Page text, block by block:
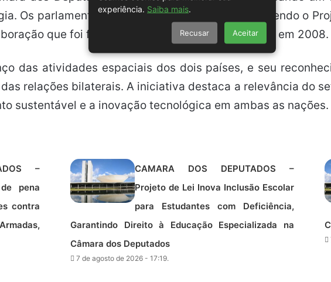
Os parlamentares estão, neste momento, debatendo o
que foi firmado entre o Brasil e a Venezuela em 2008.
das atividades espaciais dos dois países, e seu
relações bilaterais. A iniciativa destaca a relevância do
sustentável e a inovação tecnológica em ambas as nações.
–
pena
contra
CAMARA DOS DEPUTADOS –
Projeto de Lei Inova Inclusão Escolar
para Estudantes com Deficiência,
Garantindo Direito à Educação Especializada na
Câmara dos Deputados
7 de agosto de 2026 - 17:19.
experiência. Saiba mais
Recusar Aceitar